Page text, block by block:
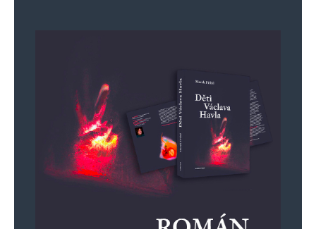
Postavili sami vodní elektrárny,
Dukovany, Temelín, Dlouhé stráně.
Vyrábějí ekologicky a spolehlivě za pár
halířů za kWh.
My? Pár dovezených předražených
slunečníků a větrníků. Všem účtujeme